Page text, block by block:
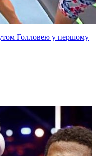
Голловею у першому